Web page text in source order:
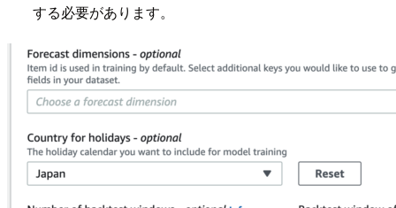
する必要があります。